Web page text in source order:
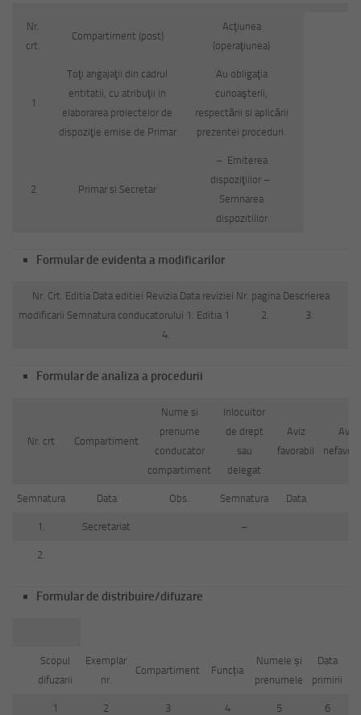
Nr.
crt.
Compartiment (post)
Acţiunea
(operaţiunea)
1
Toţi angajaţii din cadrul
entitatii, cu atribuţii in
elaborarea proiectelor de
dispoziţie emise de Primar
Au obligaţia
cunoaşterii,
respectării si aplicării
prezentei proceduri.
2 Primar si Secretar
– Emiterea
dispoziţiilor –
Semnarea
dispozitiilor
Formular de evidenta a modificarilor
Nr. Crt. Editia Data editiei Revizia Data reviziei Nr. pagina Descrierea
modificarii Semnatura conducatorului 1. Editia 1 2. 3.
4.
Formular de analiza a procedurii
Nr. crt Compartiment
Nume si
prenume
conducator
compartiment
Inlocuitor
de drept
sau
delegat
Aviz
favorabil
Aviz
Semnatura Data Obs. Semnatura Data
1. Secretariat –
2.
Formular de distribuire/difuzare
Scopul
difuzarii
Exemplar
nr.
Compartiment Funcția
Numele și
prenumele
Data
primirii
1 2 3 4 5 6